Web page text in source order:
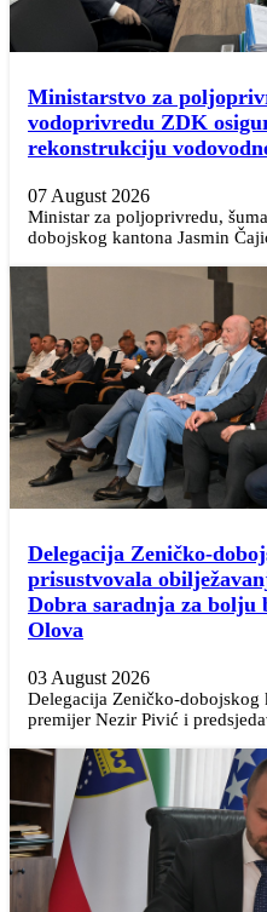
Ministarstvo za
vodoprivredu ZDK
rekonstrukciju
07 August 2026
Ministar za poljoprivredu,
dobojskog kantona Jasmin
Delegacija Zeničko-
prisustvovala
Dobra saradnja za bolju
Olova
03 August 2026
Delegacija Zeničko-
premijer Nezir Pivić i